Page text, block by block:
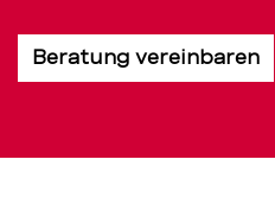
Beratung vereinbaren